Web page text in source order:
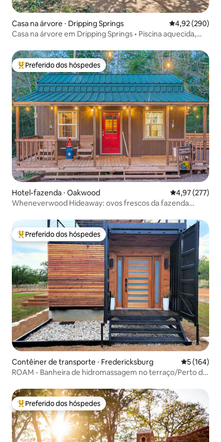
Casa na árvore ⋅ Dripping Springs 4,92 de uma
4,92 (290)
Casa na árvore em Dripping Springs • Piscina aquecida,
Entre os melhores preferidos dos hóspedes
Preferido dos hóspedes
Hotel-fazenda ⋅ Oakwood 4,97 de uma
4,97 (277)
Wheneverwood Hideaway: ovos frescos da fazenda
Entre os melhores preferidos dos hóspedes
Preferido dos hóspedes
Contêiner de transporte ⋅ Fredericksburg 5 de uma
5 (164)
ROAM - Banheira de hidromassagem no terraço/Perto da
Entre os melhores preferidos dos hóspedes
Preferido dos hóspedes